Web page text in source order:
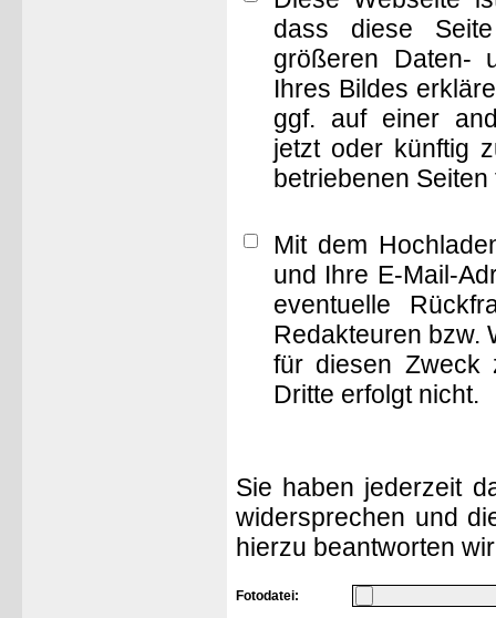
dass diese
größeren Daten-
Ihres Bildes
ggf. auf einer
jetzt oder künftig
betriebenen
Mit dem
und Ihre E-Mail-
eventuelle
Redakteuren bzw.
für diesen Zweck
Dritte erfolgt nicht.
Sie haben jederzeit
widersprechen und
hierzu beantworten
Fotodatei: